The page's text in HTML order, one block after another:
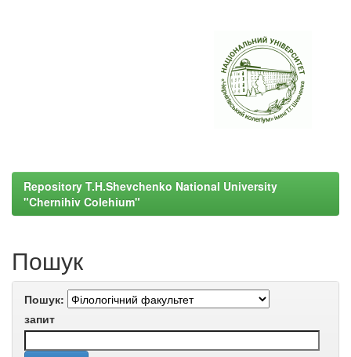
Repository T.H.Shevchenko National University
"Chernihiv Colehium"
Пошук
Пошук:
запит